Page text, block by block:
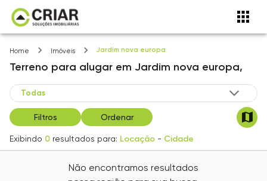
Home Imóveis Jardim nova europa
Terreno para alugar em Jardim nova europa,
Filtros Ordenar
Exibindo 0 resultados para: Locação - Cidade
Não encontramos resultados